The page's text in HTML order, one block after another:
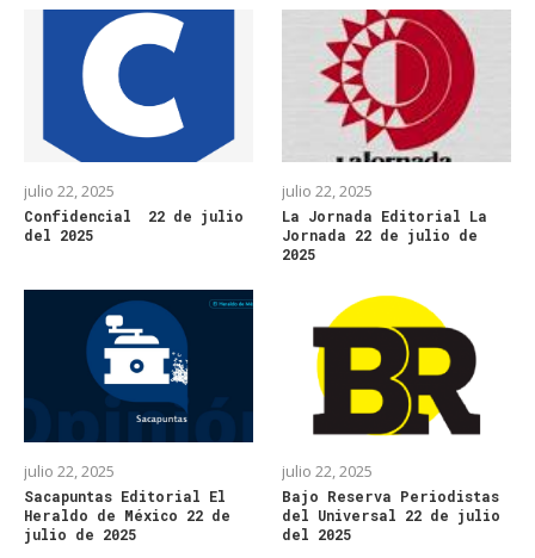
julio 22, 2025
Confidencial 22 de julio
del 2025
julio 22, 2025
La Jornada Editorial La
Jornada 22 de julio de
2025
julio 22, 2025
Sacapuntas Editorial El
Heraldo de México 22 de
julio de 2025
julio 22, 2025
Bajo Reserva Periodistas
del Universal 22 de julio
del 2025